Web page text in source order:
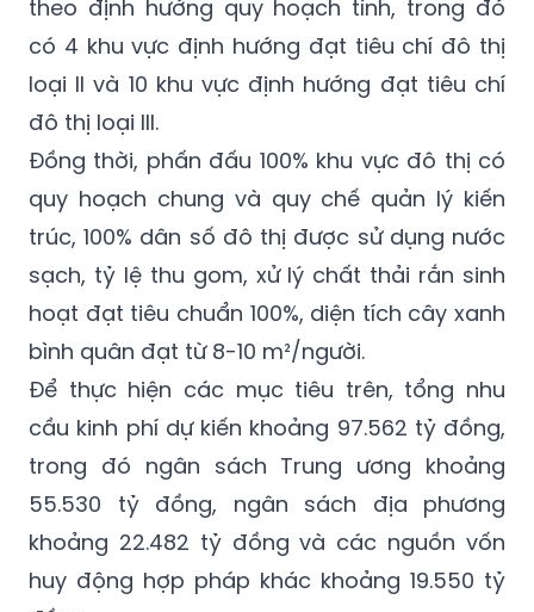
loại II và 10 khu vực định hướng đạt tiêu chí
đô thị loại III.
Đồng thời, phấn đấu 100% khu vực đô thị có
quy hoạch chung và quy chế quản lý kiến
trúc, 100% dân số đô thị được sử dụng nước
sạch, tỷ lệ thu gom, xử lý chất thải rắn sinh
hoạt đạt tiêu chuẩn 100%, diện tích cây xanh
bình quân đạt từ 8-10 m²/người.
Để thực hiện các mục tiêu trên, tổng nhu
cầu kinh phí dự kiến khoảng 97.562 tỷ đồng,
trong đó ngân sách Trung ương khoảng
55.530 tỷ đồng, ngân sách địa phương
khoảng 22.482 tỷ đồng và các nguồn vốn
huy động hợp pháp khác khoảng 19.550 tỷ
đồng.
UBND tỉnh Phú Thọ yêu cầu Sở Xây dựng tiếp